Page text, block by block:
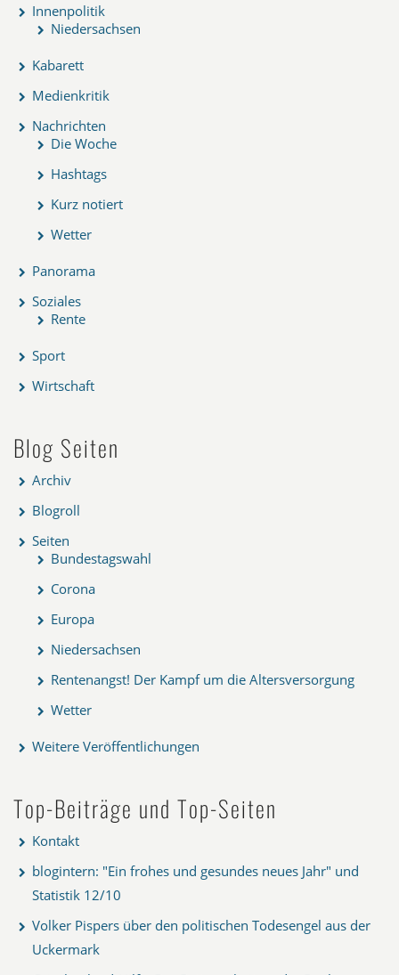
Innenpolitik
Niedersachsen
Kabarett
Medienkritik
Nachrichten
Die Woche
Hashtags
Kurz notiert
Wetter
Panorama
Soziales
Rente
Sport
Wirtschaft
Blog Seiten
Archiv
Blogroll
Seiten
Bundestagswahl
Corona
Europa
Niedersachsen
Rentenangst! Der Kampf um die Altersversorgung
Wetter
Weitere Veröffentlichungen
Top-Beiträge und Top-Seiten
Kontakt
blogintern: "Ein frohes und gesundes neues Jahr" und
Statistik 12/10
Volker Pispers über den politischen Todesengel aus der
Uckermark